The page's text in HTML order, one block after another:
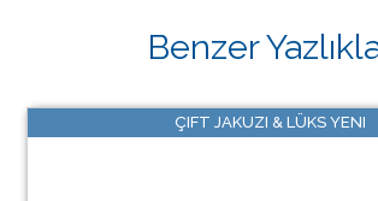
Benzer
ÇIFT JAKUZI & LÜKS YENI